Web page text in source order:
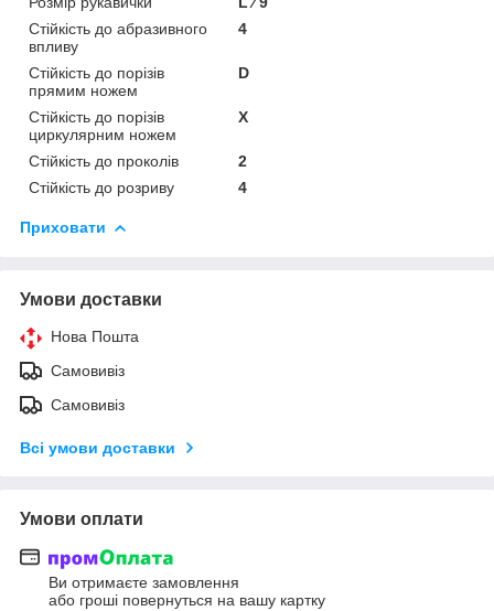
Стійкість до абразивного
впливу
4
Стійкість до порізів
прямим ножем
D
Стійкість до порізів
циркулярним ножем
X
Стійкість до проколів
2
Стійкість до розриву
4
Приховати
Умови доставки
Нова Пошта
Самовивіз
Самовивіз
Всі умови доставки
Умови оплати
Ви отримаєте замовлення
або гроші повернуться на вашу картку